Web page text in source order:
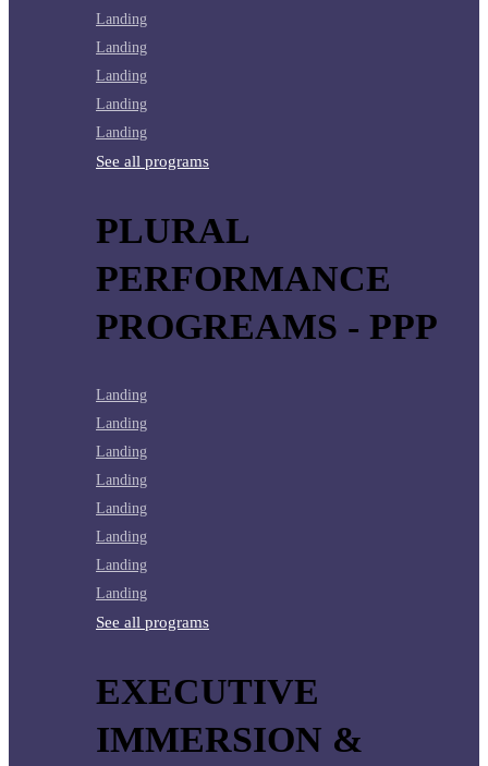
Landing
Landing
Landing
Landing
Landing
See all programs
PLURAL
PERFORMANCE
PROGREAMS - PPP
Landing
Landing
Landing
Landing
Landing
Landing
Landing
Landing
See all programs
EXECUTIVE
IMMERSION &